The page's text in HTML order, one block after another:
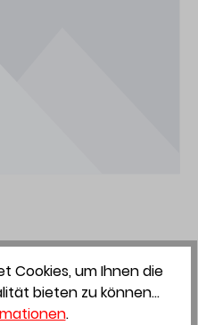
Cookies, um Ihnen die
bieten zu können...
.